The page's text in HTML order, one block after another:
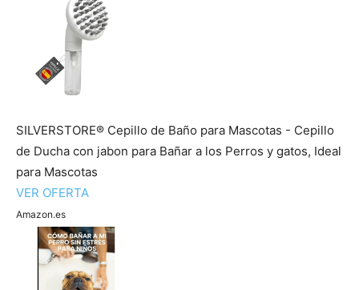
SILVERSTORE® Cepillo de Baño para Mascotas - Cepillo
de Ducha con jabon para Bañar a los Perros y gatos, Ideal
para Mascotas
VER OFERTA
Amazon.es